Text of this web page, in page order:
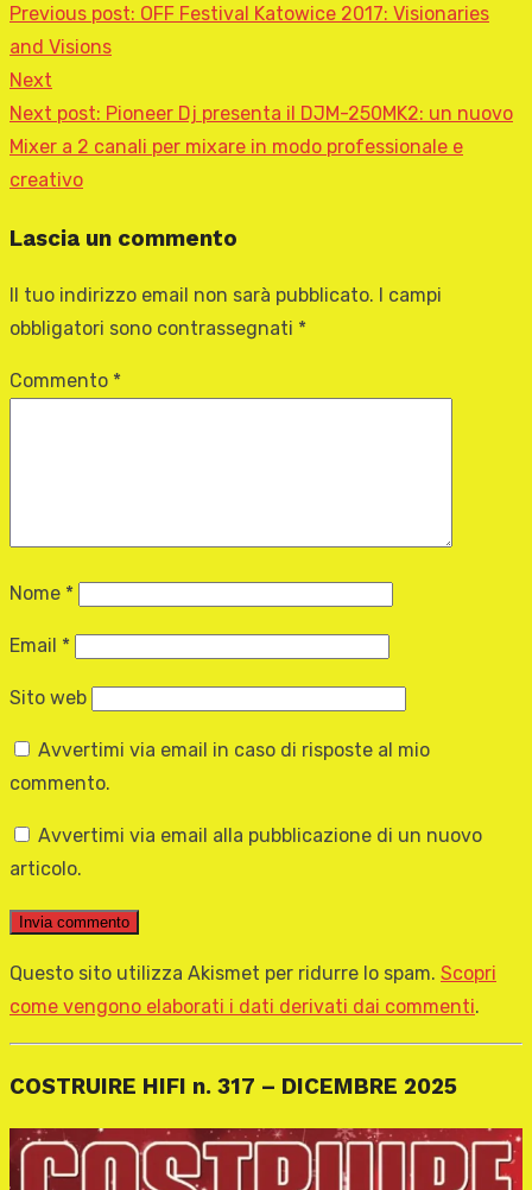
Previous post: OFF Festival Katowice 2017: Visionaries
and Visions
Next
Next post: Pioneer Dj presenta il DJM-250MK2: un nuovo
Mixer a 2 canali per mixare in modo professionale e
creativo
Lascia un commento
Il tuo indirizzo email non sarà pubblicato.
I campi
obbligatori sono contrassegnati *
Commento *
Nome *
Email *
Sito web
Avvertimi via email in caso di risposte al mio
commento.
Avvertimi via email alla pubblicazione di un nuovo
articolo.
Questo sito utilizza Akismet per ridurre lo spam. Scopri
come vengono elaborati i dati derivati dai commenti.
COSTRUIRE HIFI n. 317 – DICEMBRE 2025